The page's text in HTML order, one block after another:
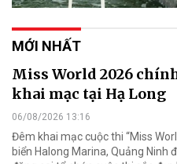
MỚI NHẤT
Miss World 2026
khai mạc tại Hạ Long
06/08/2026 13:16
Đêm khai mạc cuộc thi “Miss
biển Halong Marina, Quảng Ninh